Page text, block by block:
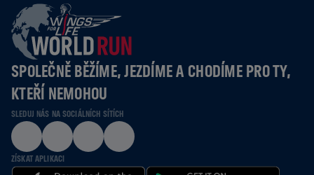
SPOLEČNĚ BĚŽÍME, JEZDÍME A CHODÍME PRO TY,
KTEŘÍ NEMOHOU
SLEDUJ NÁS NA SOCIÁLNÍCH SÍTÍCH
ZÍSKAT APLIKACI